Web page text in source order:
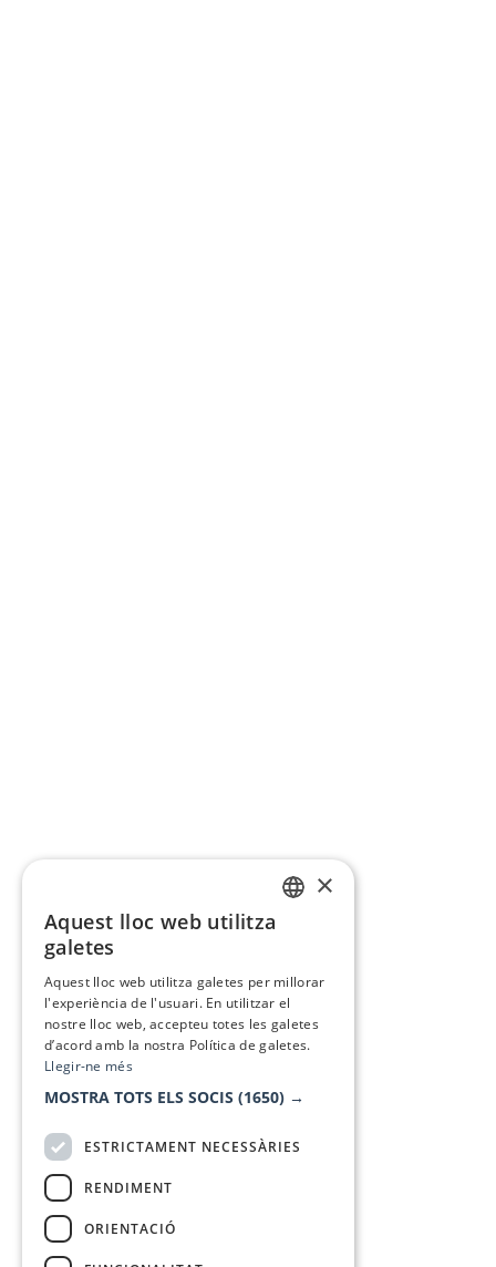
×
Aquest lloc web utilitza
galetes
Aquest lloc web utilitza galetes per millorar
l'experiència de l'usuari. En utilitzar el
nostre lloc web, accepteu totes les galetes
d’acord amb la nostra Política de galetes.
Llegir-ne més
MOSTRA TOTS ELS SOCIS (1650) →
ESTRICTAMENT NECESSÀRIES
RENDIMENT
ORIENTACIÓ